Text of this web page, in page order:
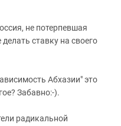
не потерпевшая
ставку на своего
Абхазии" это
Забавно:-).
радикальной